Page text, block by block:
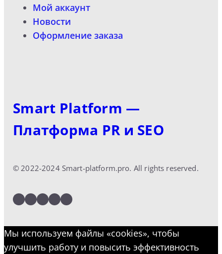
Мой аккаунт
Новости
Оформление заказа
Smart Platform —
Платформа PR и SEO
© 2022-2024 Smart-platform.pro. All rights reserved.
LinkedIn
Facebook
Twitter
Instagram
YouTube
Мы используем файлы «cookies», чтобы
улучшить работу и повысить эффективность